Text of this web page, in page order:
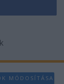
MÓDOSÍTÁSA